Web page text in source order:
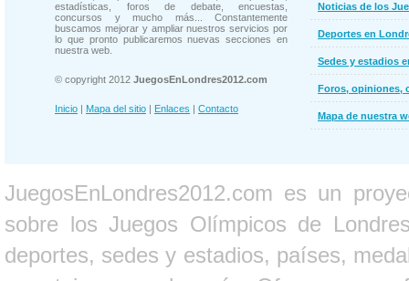
estadísticas, foros de debate, encuestas,
concursos y mucho más... Constantemente
buscamos mejorar y ampliar nuestros servicios por
lo que pronto publicaremos nuevas secciones en
nuestra web.
© copyright 2012 JuegosEnLondres2012.com
Inicio | Mapa del sitio | Enlaces | Contacto
Noticias de los
Deportes en
Sedes y estadios
Foros, opiniones,
Mapa de nuestra
JuegosEnLondres2012.com es un
sobre los Juegos Olímpicos de
deportes, sedes y estadios, países,